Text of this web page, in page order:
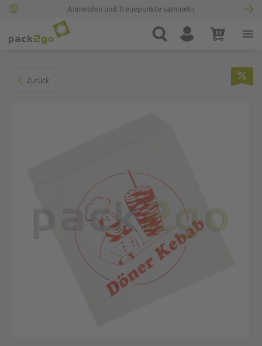
Anmelden und Treuepunkte sammeln
Suche Konto Warenkorb
Zurück